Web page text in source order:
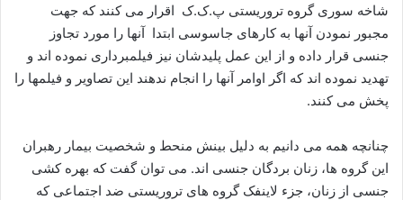
شاخه سوری گروه تروریستی پ.ک.ک اقرار می کنند که جهت
مجبور نمودن آنها به کارهای جاسوسی ابتدا آنها را مورد تجاوز
جنسی قرار داده و از این عمل پلیدشان نیز فیلمبرداری نموده اند و
تهدید نموده اند که اگر اوامر آنها را انجام ندهند این تصاویر و فیلمها را
پخش می کنند.
چنانچه همه می دانیم به دلیل بینش منحط و شخصیت بیمار رهبران
این گروه ها، زنان بردگان جنسی اند. می توان گفت که بهره کشی
جنسی از زنان، جزء لاینفک گروه های تروریستی ضد اجتماعی که